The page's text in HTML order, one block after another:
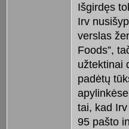
Išgirdęs
Irv
verslas
Foods”,
užtektinai
padėtų
tai, kad
95 pašto